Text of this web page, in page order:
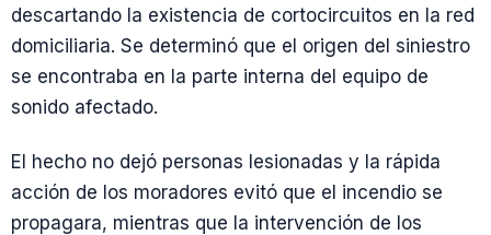
descartando la existencia de cortocircuitos en la red
domiciliaria. Se determinó que el origen del siniestro
se encontraba en la parte interna del equipo de
sonido afectado.
El hecho no dejó personas lesionadas y la rápida
acción de los moradores evitó que el incendio se
propagara, mientras que la intervención de los